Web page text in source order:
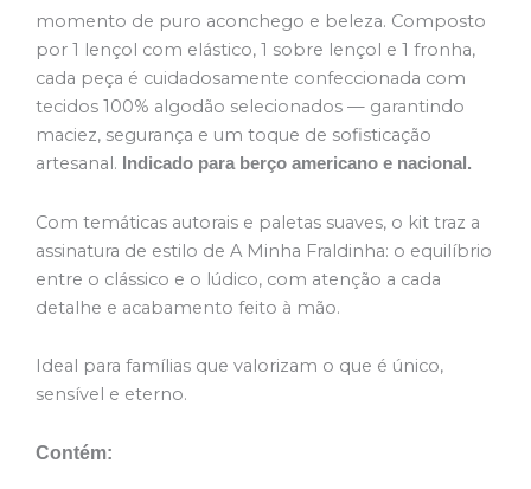
momento de puro aconchego e beleza. Composto
por 1 lençol com elástico, 1 sobre lençol e 1 fronha,
cada peça é cuidadosamente confeccionada com
tecidos 100% algodão selecionados — garantindo
maciez, segurança e um toque de sofisticação
artesanal.
Indicado para berço americano e nacional.
Com temáticas autorais e paletas suaves, o kit traz a
assinatura de estilo de A Minha Fraldinha: o equilíbrio
entre o clássico e o lúdico, com atenção a cada
detalhe e acabamento feito à mão.
Ideal para famílias que valorizam o que é único,
sensível e eterno.
Contém: